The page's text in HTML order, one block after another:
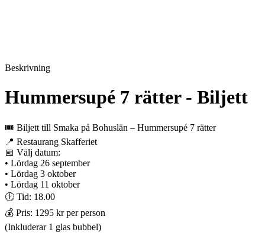
Beskrivning
Hummersupé 7 rätter - Biljett
🎟️ Biljett till Smaka på Bohuslän – Hummersupé 7 rätter
📍 Restaurang Skafferiet
📅 Välj datum:
• Lördag 26 september
• Lördag 3 oktober
• Lördag 11 oktober
🕕 Tid: 18.00
💰 Pris: 1295 kr per person
(Inkluderar 1 glas bubbel)